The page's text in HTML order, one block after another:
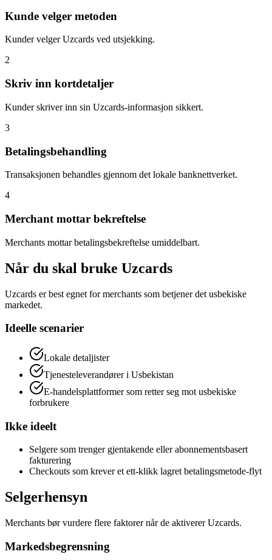
Kunde velger metoden
Kunder velger Uzcards ved utsjekking.
2
Skriv inn kortdetaljer
Kunder skriver inn sin Uzcards-informasjon sikkert.
3
Betalingsbehandling
Transaksjonen behandles gjennom det lokale banknettverket.
4
Merchant mottar bekreftelse
Merchants mottar betalingsbekreftelse umiddelbart.
Når du skal bruke Uzcards
Uzcards er best egnet for merchants som betjener det usbekiske
markedet.
Ideelle scenarier
Lokale detaljister
Tjenesteleverandører i Usbekistan
E-handelsplattformer som retter seg mot usbekiske
forbrukere
Ikke ideelt
Selgere som trenger gjentakende eller abonnementsbasert
fakturering
Checkouts som krever et ett-klikk lagret betalingsmetode-flyt
Selgerhensyn
Merchants bør vurdere flere faktorer når de aktiverer Uzcards.
Markedsbegrensning